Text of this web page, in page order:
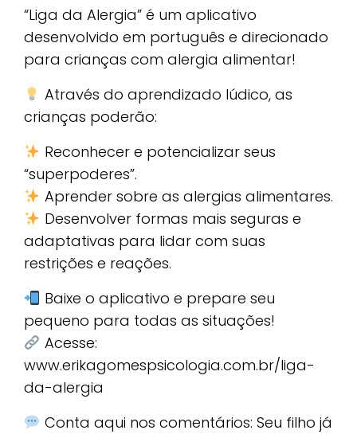
“Liga da Alergia” é um aplicativo
desenvolvido em português e direcionado
para crianças com alergia alimentar!
Através do aprendizado lúdico, as
crianças poderão:
Reconhecer e potencializar seus
“superpoderes”.
Aprender sobre as alergias alimentares.
Desenvolver formas mais seguras e
adaptativas para lidar com suas
restrições e reações.
Baixe o aplicativo e prepare seu
pequeno para todas as situações!
Acesse:
www.erikagomespsicologia.com.br/liga-
da-alergia
Conta aqui nos comentários: Seu filho já